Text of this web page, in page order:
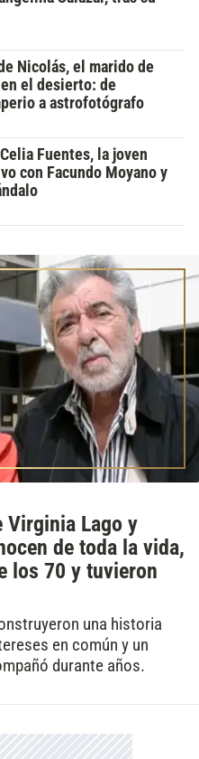
Nicolás, el marido de
el desierto: de
a astrofotógrafo
Fuentes, la joven
con Facundo Moyano y
Virginia Lago y
de toda la vida,
los 70 y tuvieron
una historia
en común y un
durante años.